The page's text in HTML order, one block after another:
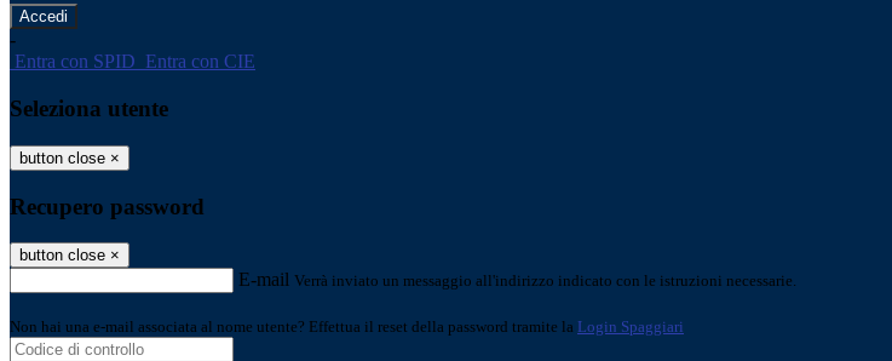
-
Entra con SPID Entra con CIE
Seleziona utente
button close ×
Recupero password
button close ×
E-mail Verrà inviato un messaggio all'indirizzo indicato con le istruzioni necessarie.
Non hai una e-mail associata al nome utente? Effettua il reset della password tramite la Login Spaggiari